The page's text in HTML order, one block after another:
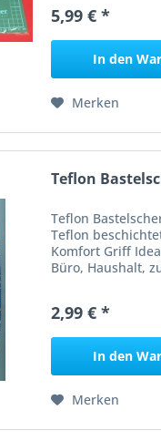
5,99 € *
In den
Merken
Teflon
Teflon
Teflon
Komfort Griff
Büro, Haushalt,
2,99 € *
In den
Merken